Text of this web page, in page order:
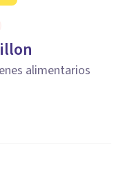
alimentarios